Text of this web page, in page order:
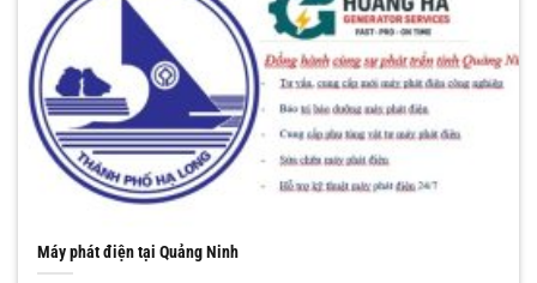
Máy phát điện tại Quảng Ninh